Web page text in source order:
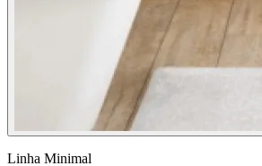
Linha Minimal